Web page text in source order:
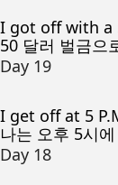
I got off with a
50 달러 벌금으
Day 19
I get off at 5
나는 오후 5시
Day 18